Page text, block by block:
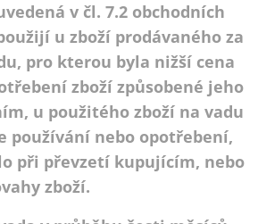
v čl. 7.2 obchodních
u zboží prodávaného za
pro kterou byla nižší cena
zboží způsobené jeho
u použitého zboží na vadu
používání nebo opotřebení,
při převzetí kupujícím, nebo
zboží.